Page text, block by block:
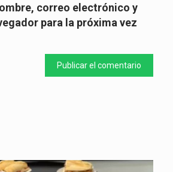
correo electrónico y
para la próxima vez